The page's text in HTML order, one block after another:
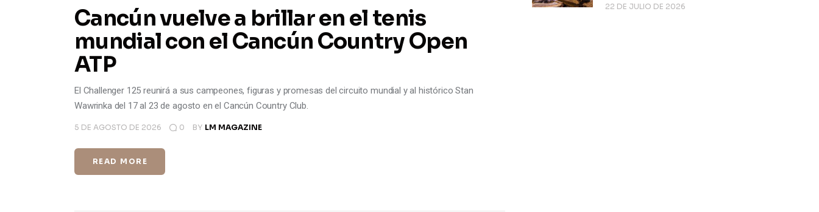
Cancún vuelve a brillar en el tenis
mundial con el Cancún Country Open
ATP
El Challenger 125 reunirá a sus campeones, figuras y promesas del circuito mundial y al histórico Stan
Wawrinka del 17 al 23 de agosto en el Cancún Country Club.
5 DE AGOSTO DE 2026 0 BY LM MAGAZINE
READ MORE
22 DE JULIO DE 2026